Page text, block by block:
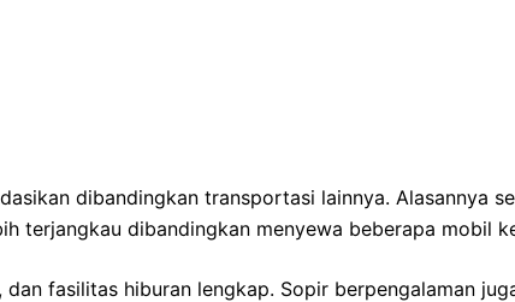
dibandingkan transportasi lainnya. Alasannya
terjangkau dibandingkan menyewa beberapa mobil
fasilitas hiburan lengkap. Sopir berpengalaman